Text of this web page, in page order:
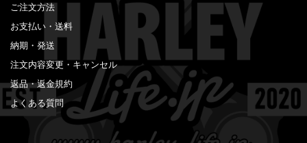
ご注文方法
お支払い・送料
納期・発送
注文内容変更・キャンセル
返品・返金規約
よくある質問